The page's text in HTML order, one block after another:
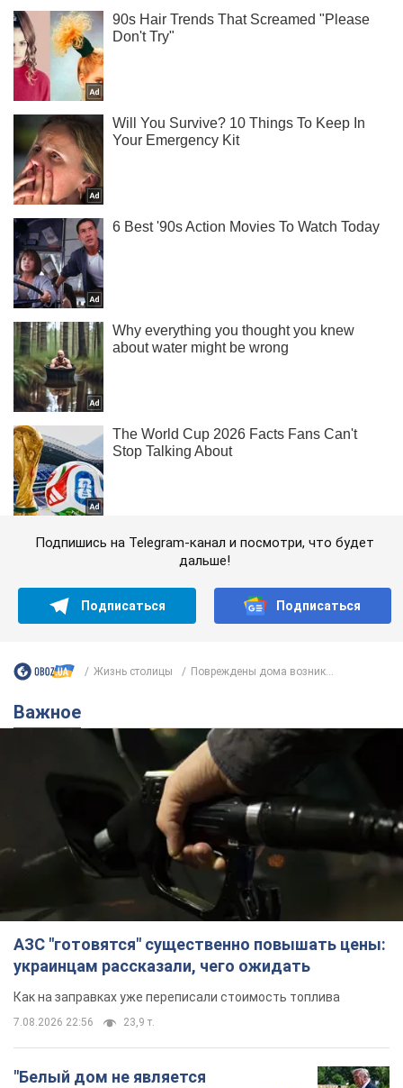
Подпишись на Telegram-канал и посмотри, что будет
дальше!
Подписаться Подписаться
Жизнь столицы Повреждены дома возник...
Важное
АЗС "готовятся" существенно повышать цены:
украинцам рассказали, чего ожидать
Как на заправках уже переписали стоимость топлива
7.08.2026 22:56 23,9 т.
"Белый дом не является